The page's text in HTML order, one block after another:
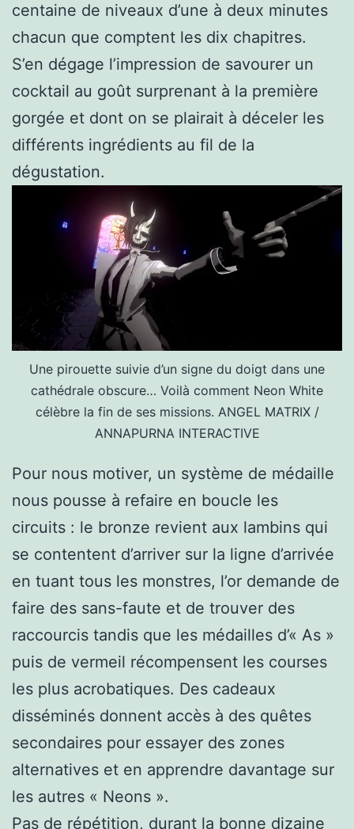
centaine de niveaux d’une à deux minutes
chacun que comptent les dix chapitres.
S’en dégage l’impression de savourer un
cocktail au goût surprenant à la première
gorgée et dont on se plairait à déceler les
différents ingrédients au fil de la
dégustation.
Une pirouette suivie d’un signe du doigt dans une
cathédrale obscure… Voilà comment Neon White
célèbre la fin de ses missions. ANGEL MATRIX /
ANNAPURNA INTERACTIVE
Pour nous motiver, un système de médaille
nous pousse à refaire en boucle les
circuits : le bronze revient aux lambins qui
se contentent d’arriver sur la ligne d’arrivée
en tuant tous les monstres, l’or demande de
faire des sans-faute et de trouver des
raccourcis tandis que les médailles d’« As »
puis de vermeil récompensent les courses
les plus acrobatiques. Des cadeaux
disséminés donnent accès à des quêtes
secondaires pour essayer des zones
alternatives et en apprendre davantage sur
les autres « Neons ».
Pas de répétition, durant la bonne dizaine